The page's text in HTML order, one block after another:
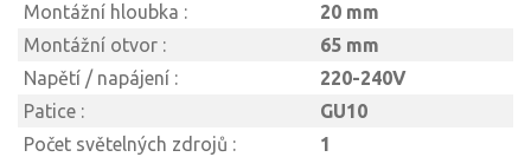
Montážní hloubka :
20 mm
Montážní otvor :
65 mm
Napětí / napájení :
220-240V
Patice :
GU10
Počet světelných zdrojů :
1